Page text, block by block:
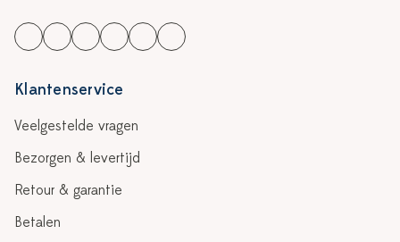
Klantenservice
Veelgestelde vragen
Bezorgen & levertijd
Retour & garantie
Betalen